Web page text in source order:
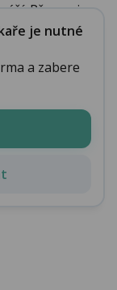
Přenos je ...
je nutné
a zabere